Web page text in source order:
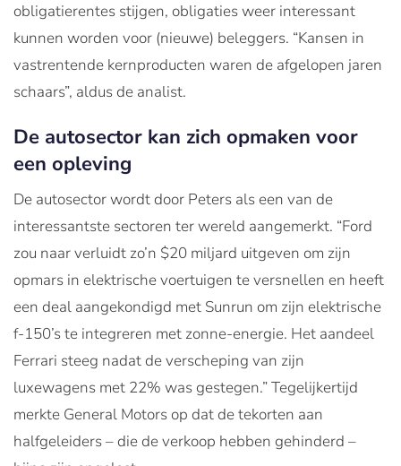
obligatierentes stijgen, obligaties weer interessant
kunnen worden voor (nieuwe) beleggers. “Kansen in
vastrentende kernproducten waren de afgelopen jaren
schaars”, aldus de analist.
De autosector kan zich opmaken voor
een opleving
De autosector wordt door Peters als een van de
interessantste sectoren ter wereld aangemerkt. “Ford
zou naar verluidt zo’n $20 miljard uitgeven om zijn
opmars in elektrische voertuigen te versnellen en heeft
een deal aangekondigd met Sunrun om zijn elektrische
f-150’s te integreren met zonne-energie. Het aandeel
Ferrari steeg nadat de verscheping van zijn
luxewagens met 22% was gestegen.” Tegelijkertijd
merkte General Motors op dat de tekorten aan
halfgeleiders – die de verkoop hebben gehinderd –